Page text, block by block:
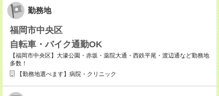
勤務地
福岡市中央区
自転車・バイク通勤OK
【福岡市中央区】大濠公園・赤坂・薬院大通・西鉄平尾・渡辺通など勤務地
多数！
【勤務地選べます】病院・クリニック